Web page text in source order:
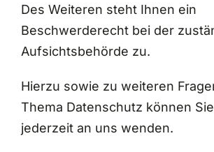
Des Weiteren steht Ihnen ein
Beschwerderecht bei der
Aufsichtsbehörde zu.
Hierzu sowie zu weiteren
Thema Datenschutz können
jederzeit an uns wenden.